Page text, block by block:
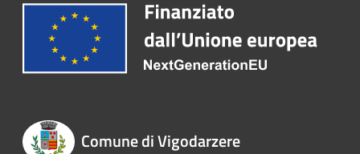
Comune di Vigodarzere